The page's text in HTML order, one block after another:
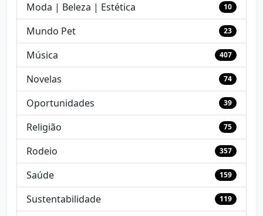
Moda | Beleza | Estética 10
Mundo Pet 23
Música 407
Novelas 74
Oportunidades 39
Religião 75
Rodeio 357
Saúde 159
Sustentabilidade 119